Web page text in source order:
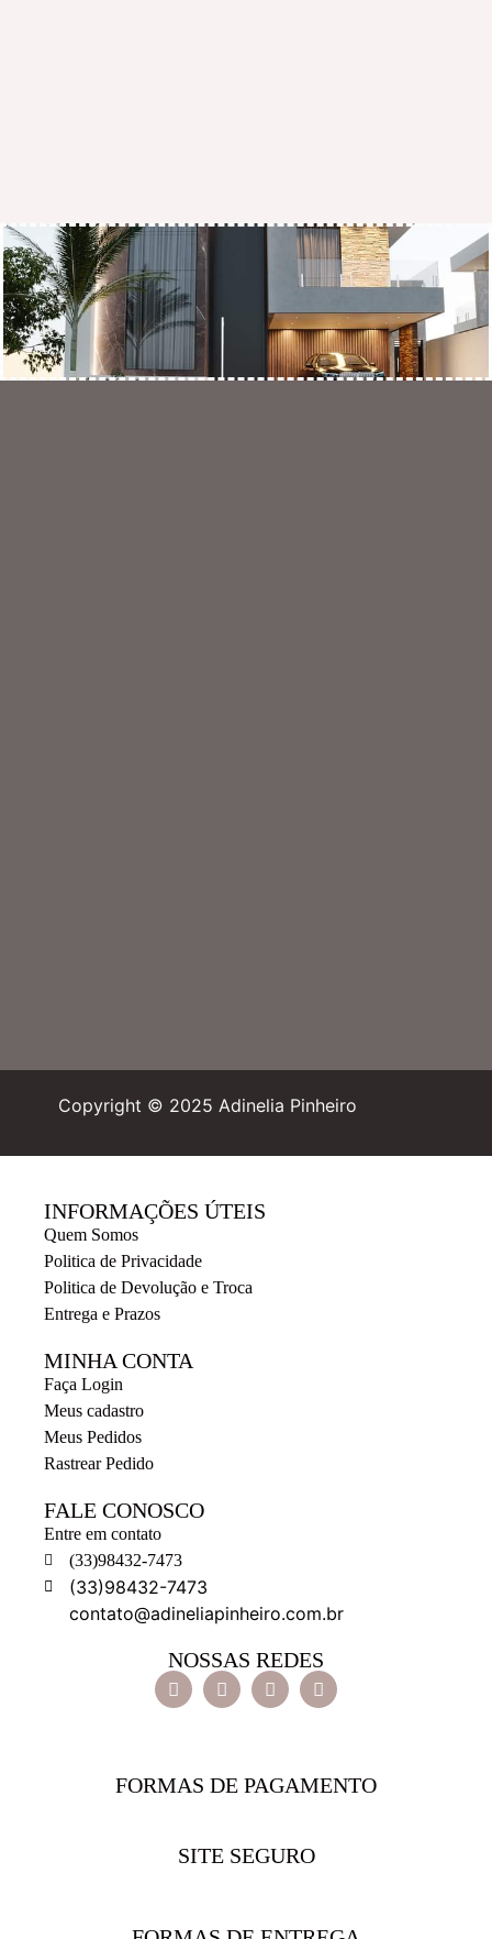
Copyright © 2025 Adinelia Pinheiro
INFORMAÇÕES ÚTEIS
Quem Somos
Politica de Privacidade
Politica de Devolução e Troca
Entrega e Prazos
MINHA CONTA
Faça Login
Meus cadastro
Meus Pedidos
Rastrear Pedido
FALE CONOSCO
Entre em contato
(33)98432-7473
(33)98432-7473
contato@adineliapinheiro.com.br
NOSSAS REDES
FORMAS DE PAGAMENTO
SITE SEGURO